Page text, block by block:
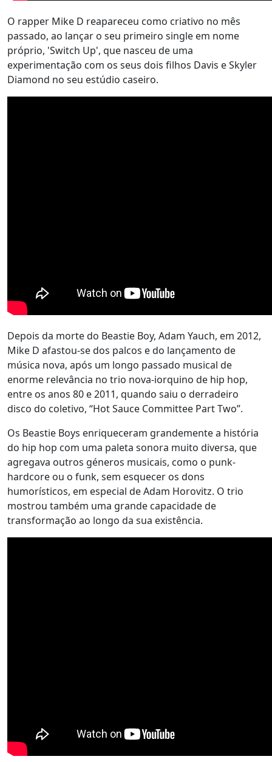
O rapper Mike D reapareceu como criativo no mês
passado, ao lançar o seu primeiro single em nome
próprio, 'Switch Up', que nasceu de uma
experimentação com os seus dois filhos Davis e Skyler
Diamond no seu estúdio caseiro.
Depois da morte do Beastie Boy, Adam Yauch, em 2012,
Mike D afastou-se dos palcos e do lançamento de
música nova, após um longo passado musical de
enorme relevância no trio nova-iorquino de hip hop,
entre os anos 80 e 2011, quando saiu o derradeiro
disco do coletivo, “Hot Sauce Committee Part Two”.
Os Beastie Boys enriqueceram grandemente a história
do hip hop com uma paleta sonora muito diversa, que
agregava outros géneros musicais, como o punk-
hardcore ou o funk, sem esquecer os dons
humorísticos, em especial de Adam Horovitz. O trio
mostrou também uma grande capacidade de
transformação ao longo da sua existência.